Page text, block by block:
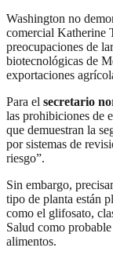
Washington no
comercial Katherine
preocupaciones de
biotecnológicas de
exportaciones
Para el secretario
las prohibiciones de
que demuestran la
por sistemas de
riesgo”.
Sin embargo,
tipo de planta están
como el glifosato,
Salud como
alimentos.